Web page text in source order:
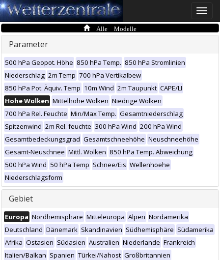
Toggle
Alle Modelle
Parameter
500 hPa Geopot. Höhe 850 hPa Temp. 850 hPa Stromlinien
Niederschlag 2m Temp 700 hPa Vertikalbew
850 hPa Pot. Äquiv. Temp 10m Wind 2m Taupunkt CAPE/LI
Hohe Wolken Mittelhohe Wolken Niedrige Wolken
700 hPa Rel. Feuchte Min/Max Temp. Gesamtniederschlag
Spitzenwind 2m Rel. feuchte 300 hPa Wind 200 hPa Wind
Gesamtbedeckungsgrad Gesamtschneehöhe Neuschneehöhe
Gesamt-Neuschnee Mittl. Wolken 850 hPa Temp. Abweichung
500 hPa Wind 50 hPa Temp Schnee/Eis Wellenhoehe
Niederschlagsform
Gebiet
Europa Nordhemisphäre Mitteleuropa Alpen Nordamerika
Deutschland Dänemark Skandinavien Südhemisphäre Südamerika
Afrika Ostasien Südasien Australien Niederlande Frankreich
Italien/Balkan Spanien Türkei/Nahost Großbritannien